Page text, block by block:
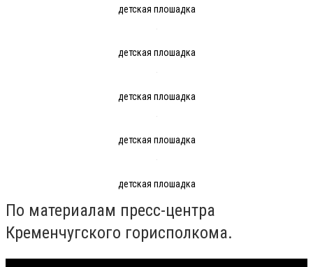
детская плошадка
детская плошадка
детская плошадка
детская плошадка
детская плошадка
По материалам пресс-центра
Кременчугского горисполкома.